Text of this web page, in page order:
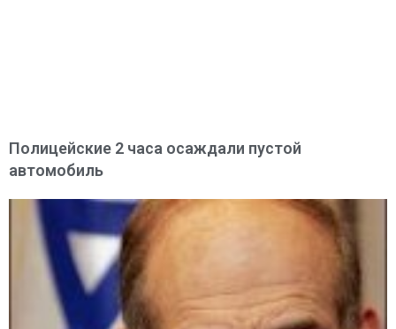
Полицейские 2 часа осаждали пустой
автомобиль